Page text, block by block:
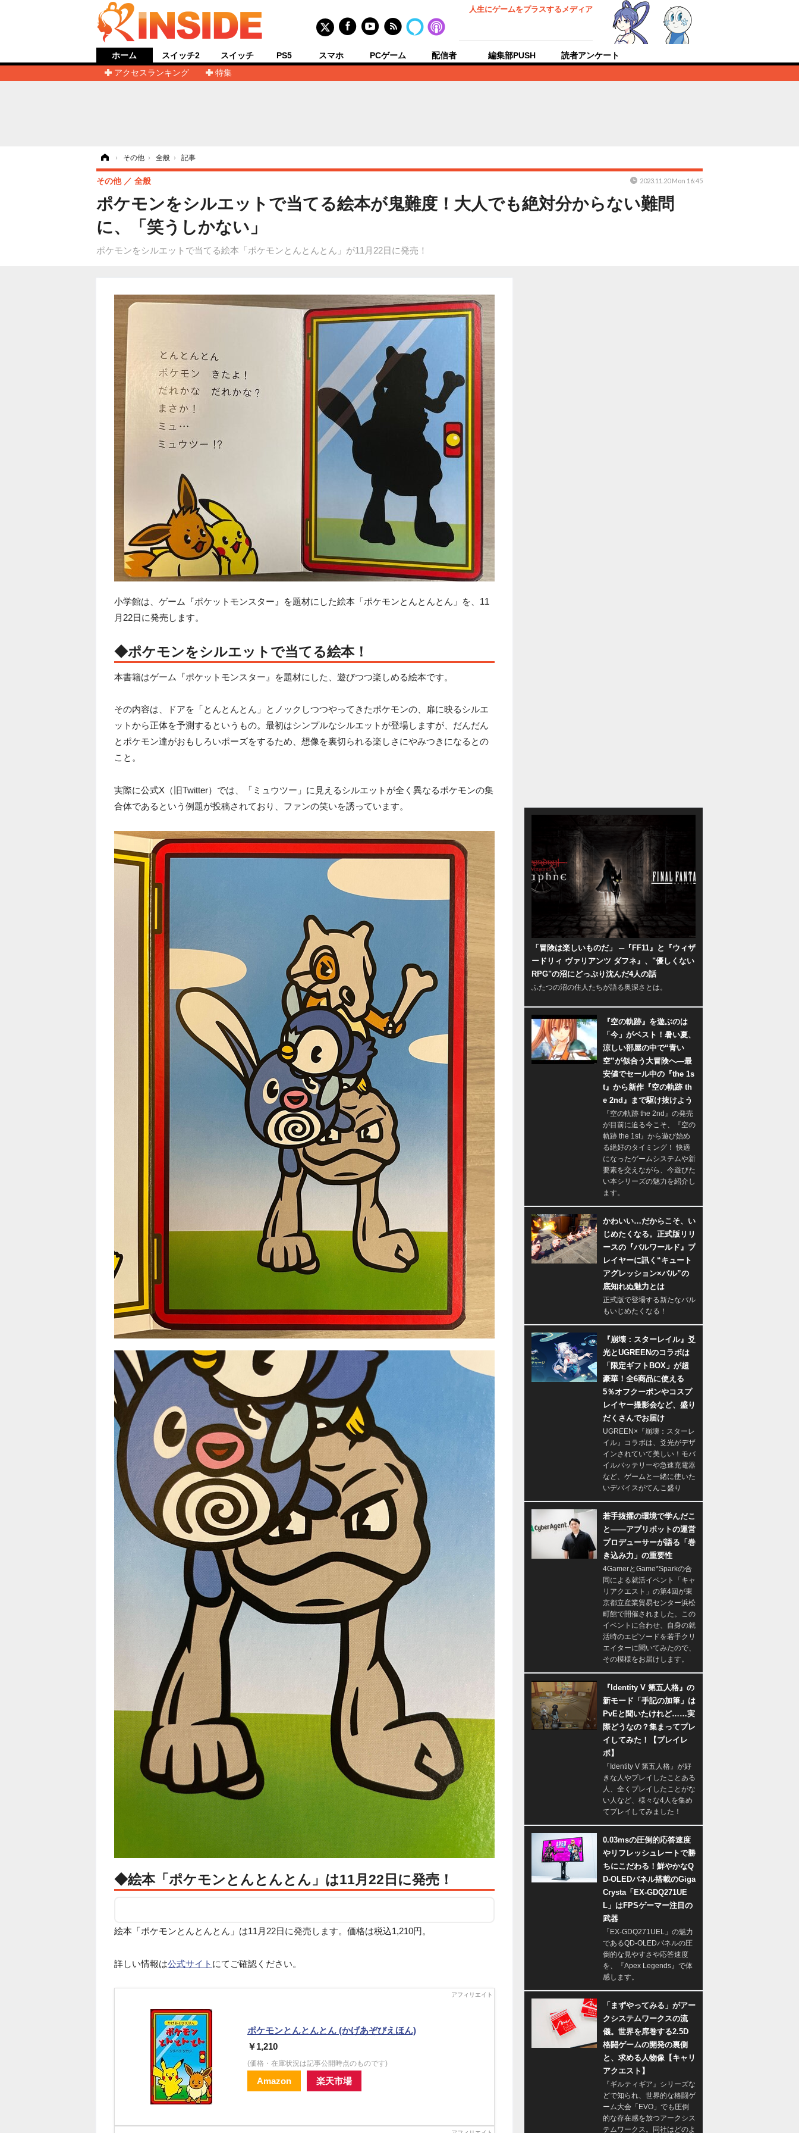
人生にゲームをプラスするメディア
ホーム
アクセスランキング
特集
スイッチ2 スイッチ PS5 スマホ PCゲーム 配信者 編集部PUSH 読者アンケート
› その他 › 全般 › 記事
ポケモンをシルエットで当てる絵本が鬼難度！大人でも絶対分からない難問
に、「笑うしかない」
ポケモンをシルエットで当てる絵本「ポケモンとんとんとん」が11月22日に発売！
その他 全般 2023.11.20 Mon 16:45
小学館は、ゲーム『ポケットモンスター』を題材にした絵本「ポケモンとんとんとん」を、11
月22日に発売します。
◆ポケモンをシルエットで当てる絵本！
本書籍はゲーム『ポケットモンスター』を題材にした、遊びつつ楽しめる絵本です。
その内容は、ドアを「とんとんとん」とノックしつつやってきたポケモンの、扉に映るシルエ
ットから正体を予測するというもの。最初はシンプルなシルエットが登場しますが、だんだん
とポケモン達がおもしろいポーズをするため、想像を裏切られる楽しさにやみつきになるとの
こと。
実際に公式X（旧Twitter）では、「ミュウツー」に見えるシルエットが全く異なるポケモンの集
合体であるという例題が投稿されており、ファンの笑いを誘っています。
◆絵本「ポケモンとんとんとん」は11月22日に発売！
絵本「ポケモンとんとんとん」は11月22日に発売します。価格は税込1,210円。
詳しい情報は公式サイト にてご確認ください。
ポケモンとんとんとん (かげあぞびえほん)
￥1,210
(価格・在庫状況は記事公開時点のものです)
Amazon 楽天市場
「冒険は楽しいものだ」 ─『FF11』と『ウィザ
ードリィ ヴァリアンツ ダフネ』、"優しくない
RPG"の沼にどっぷり沈んだ4人の話
ふたつの沼の住人たちが語る奥深さとは。
『空の軌跡』を遊ぶのは
「今」がベスト！暑い夏、
涼しい部屋の中で“青い
空”が似合う大冒険へ―最
安値でセール中の『the 1s
t』から新作『空の軌跡 th
e 2nd』まで駆け抜けよう
『空の軌跡 the 2nd』の発売
が目前に迫る今こそ、『空の
軌跡 the 1st』から遊び始め
る絶好のタイミング！ 快適
になったゲームシステムや新
要素を交えながら、今遊びた
い本シリーズの魅力を紹介し
ます。
かわいい…だからこそ、い
じめたくなる。正式版リリ
ースの『パルワールド』プ
レイヤーに訊く“キュート
アグレッション×パル”の
底知れぬ魅力とは
正式版で登場する新たなパル
もいじめたくなる！
『崩壊：スターレイル』爻
光とUGREENのコラボは
「限定ギフトBOX」が超
豪華！全6商品に使える
5％オフクーポンやコスプ
レイヤー撮影会など、盛り
だくさんでお届け
UGREEN×『崩壊：スターレ
イル』コラボは、爻光がデザ
インされていて美しい！モバ
イルバッテリーや急速充電器
など、ゲームと一緒に使いた
いデバイスがてんこ盛り
若手抜擢の環境で学んだこ
と――アプリボットの運営
プロデューサーが語る「巻
き込み力」の重要性
4GamerとGame*Sparkの合
同による就活イベント「キャ
リアクエスト」の第4回が東
京都立産業貿易センター浜松
町館で開催されました。この
イベントに合わせ、自身の就
活時のエピソードを若手クリ
エイターに聞いてみたので、
その模様をお届けします。
『Identity V 第五人格』の
新モード「手記の加筆」は
PvEと聞いたけれど……実
際どうなの？集まってプレ
イしてみた！【プレイレ
ポ】
『Identity V 第五人格』が好
きな人やプレイしたことある
人、全くプレイしたことがな
い人など、様々な4人を集め
てプレイしてみました！
0.03msの圧倒的応答速度
やリフレッシュレートで勝
ちにこだわる！鮮やかなQ
D-OLEDパネル搭載のGiga
Crysta「EX-GDQ271UE
L」はFPSゲーマー注目の
武器
「EX-GDQ271UEL」の魅力
であるQD-OLEDパネルの圧
倒的な見やすさや応答速度
を、『Apex Legends』で体
感します。
「まずやってみる」がアー
クシステムワークスの流
儀。世界を席巻する2.5D
格闘ゲームの開発の裏側
と、求める人物像【キャリ
アクエスト】
『ギルティギア』シリーズな
どで知られ、世界的な格闘ゲ
ーム大会「EVO」でも圧倒
的な存在感を放つアークシス
テムワークス。同社はどのよ